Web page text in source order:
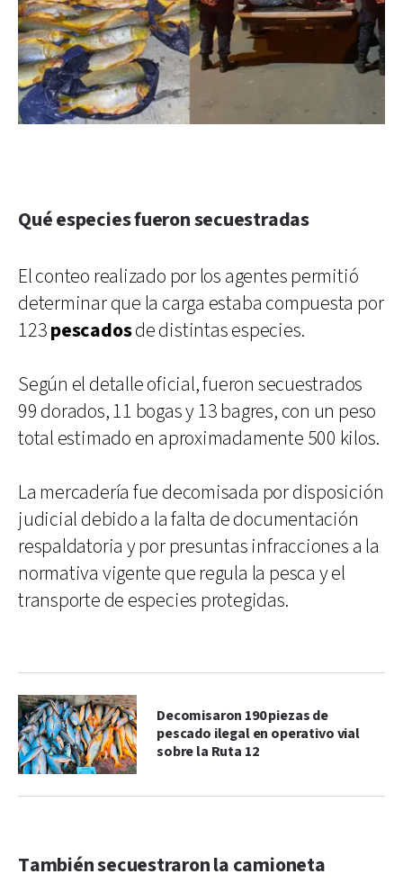
Qué especies fueron secuestradas
El conteo realizado por los agentes permitió
determinar que la carga estaba compuesta por
123pescadosde distintas especies.
Según el detalle oficial, fueron secuestrados
99 dorados, 11 bogas y 13 bagres, con un peso
total estimado en aproximadamente 500 kilos.
La mercadería fue decomisada por disposición
judicial debido a la falta de documentación
respaldatoria y por presuntas infracciones a la
normativa vigente que regula la pesca y el
transporte de especies protegidas.
Decomisaron 190 piezas de
pescado ilegal en operativo vial
sobre la Ruta 12
También secuestraron la camioneta